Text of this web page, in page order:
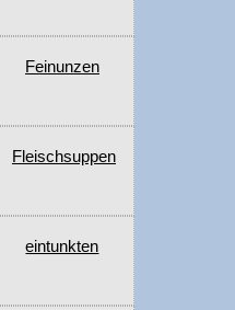
Feinunzen
Fleischsuppen
eintunkten